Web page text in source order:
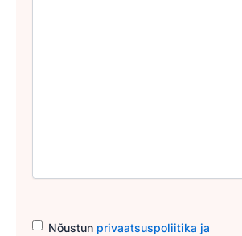
Consent(Required)
Nõustun privaatsuspoliitika ja